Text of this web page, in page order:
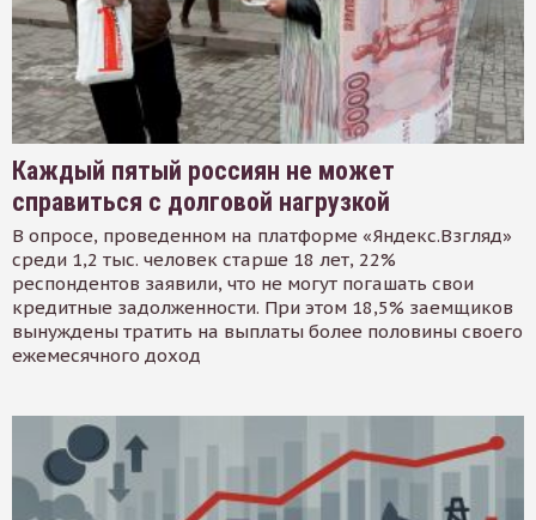
Каждый пятый россиян не может
справиться с долговой нагрузкой
В опросе, проведенном на платформе «Яндекс.Взгляд»
среди 1,2 тыс. человек старше 18 лет, 22%
респондентов заявили, что не могут погашать свои
кредитные задолженности. При этом 18,5% заемщиков
вынуждены тратить на выплаты более половины своего
ежемесячного доход